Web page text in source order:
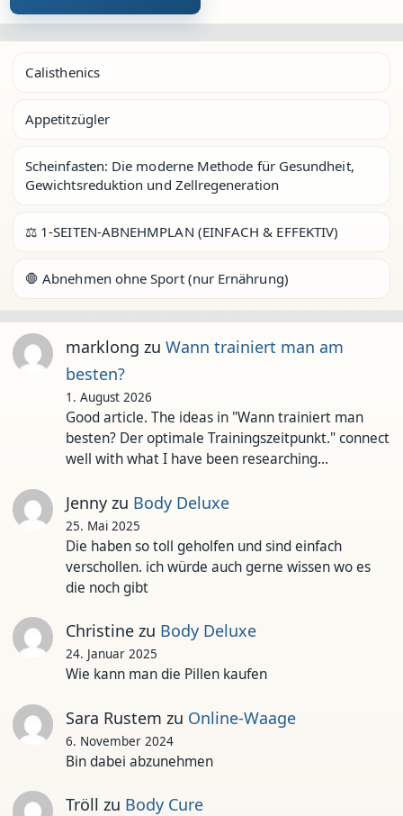
Calisthenics
Appetitzügler
Scheinfasten: Die moderne Methode für Gesundheit,
Gewichtsreduktion und Zellregeneration
⚖️ 1-SEITEN-ABNEHMPLAN (EINFACH & EFFEKTIV)
🛑 Abnehmen ohne Sport (nur Ernährung)
marklong zu Wann trainiert man am
besten?
1. August 2026
Good article. The ideas in "Wann trainiert man
besten? Der optimale Trainingszeitpunkt." connect
well with what I have been researching…
Jennyzu Body Deluxe
25. Mai 2025
Die haben so toll geholfen und sind einfach
verschollen. ich würde auch gerne wissen wo es
die noch gibt
Christinezu Body Deluxe
24. Januar 2025
Wie kann man die Pillen kaufen
Sara Rustem zu Online-Waage
6. November 2024
Bin dabei abzunehmen
Tröll zu Body Cure